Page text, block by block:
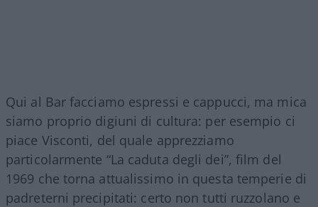
Qui al Bar facciamo espressi e cappucci, ma mica
siamo proprio digiuni di cultura: per esempio ci
piace Visconti, del quale apprezziamo
particolarmente “La caduta degli dei”, film del
1969 che torna attualissimo in questa temperie di
padreterni precipitati: certo non tutti ruzzolano e